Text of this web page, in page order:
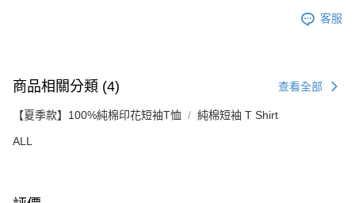
客服
商品相關分類 (4) 查看全部
【夏季款】100%純棉印花短袖T恤 純棉短袖 T Shirt
ALL